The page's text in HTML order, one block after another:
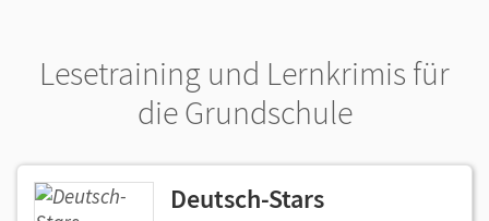
Lesetraining und Lernkrimis für
die Grundschule
Deutsch-Stars